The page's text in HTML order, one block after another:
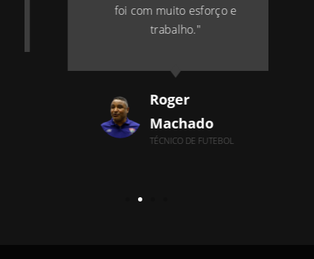
foi com muito esforço e
trabalho."
Roger
Machado
TÉCNICO DE FUTEBOL